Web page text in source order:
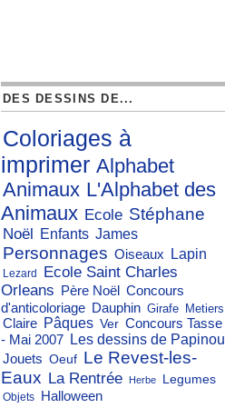
DES DESSINS DE...
Coloriages à
imprimer Alphabet
Animaux L'Alphabet des
Animaux Ecole Stéphane
Noël Enfants James
Personnages Oiseaux Lapin
Lezard
Ecole Saint Charles
Orleans Père Noël Concours
d'anticoloriage Dauphin Girafe Metiers
Claire Pâques Ver Concours Tasse
- Mai 2007 Les dessins de Papinou
Jouets Oeuf Le Revest-les-
Eaux La Rentrée Herbe Legumes
Objets Halloween